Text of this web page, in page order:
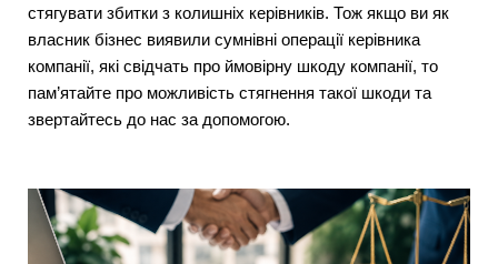
стягувати збитки з колишніх керівників. Тож якщо ви як
власник бізнес виявили сумнівні операції керівника
компанії, які свідчать про ймовірну шкоду компанії, то
пам’ятайте про можливість стягнення такої шкоди та
звертайтесь до нас за допомогою.